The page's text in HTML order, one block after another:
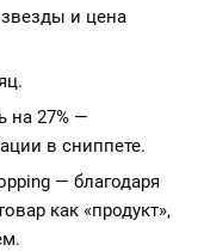
и цена
на 27% —
в сниппете.
— благодаря
как «продукт»,